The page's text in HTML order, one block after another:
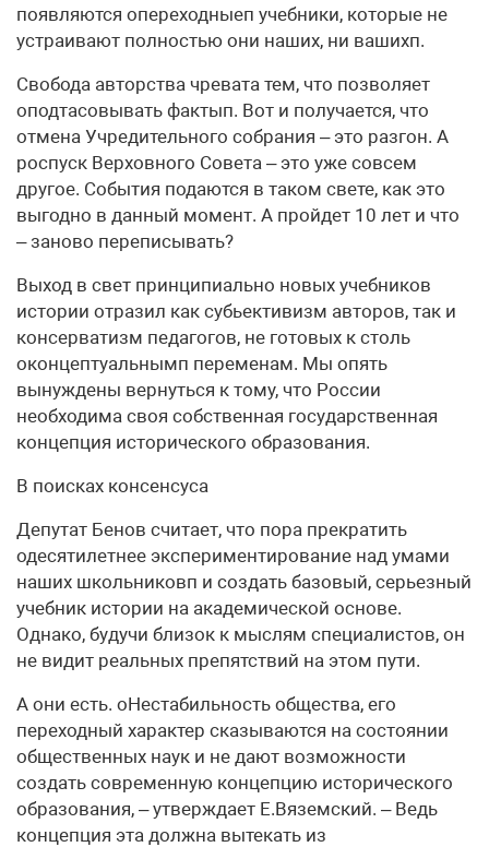
появляются опереходныеп учебники, которые не
устраивают полностью они наших, ни вашихп.
Свобода авторства чревата тем, что позволяет
оподтасовывать фактып. Вот и получается, что
отмена Учредительного собрания – это разгон. А
роспуск Верховного Совета – это уже совсем
другое. События подаются в таком свете, как это
выгодно в данный момент. А пройдет 10 лет и что
– заново переписывать?
Выход в свет принципиально новых учебников
истории отразил как субьективизм авторов, так и
консерватизм педагогов, не готовых к столь
оконцептуальнымп переменам. Мы опять
вынуждены вернуться к тому, что России
необходима своя собственная государственная
концепция исторического образования.
В поисках консенсуса
Депутат Бенов считает, что пора прекратить
одесятилетнее экспериментирование над умами
наших школьниковп и создать базовый, серьезный
учебник истории на академической основе.
Однако, будучи близок к мыслям специалистов, он
не видит реальных препятствий на этом пути.
А они есть. оНестабильность общества, его
переходный характер сказываются на состоянии
общественных наук и не дают возможности
создать современную концепцию исторического
образования, – утверждает Е.Вяземский. – Ведь
концепция эта должна вытекать из